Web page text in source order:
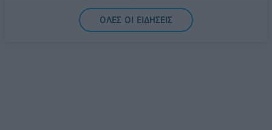
ΟΛΕΣ ΟΙ ΕΙΔΗΣΕΙΣ